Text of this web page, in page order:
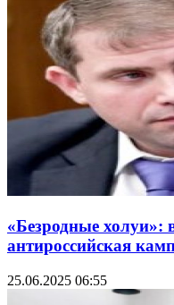
«Безродные холуи»:
антироссийская
25.06.2025 06:55